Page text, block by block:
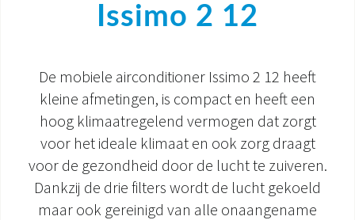
GEÏNTEGREERDE SYSTEMEN
WERELD OS
DOCUMENTATIE PRODUCTEN
Issimo 2 12
De mobiele airconditioner Issimo 2 12 heeft
kleine afmetingen, is compact en heeft een
hoog klimaatregelend vermogen dat zorgt
voor het ideale klimaat en ook zorg draagt
voor de gezondheid door de lucht te zuiveren.
Dankzij de drie filters wordt de lucht gekoeld
maar ook gereinigd van alle onaangename